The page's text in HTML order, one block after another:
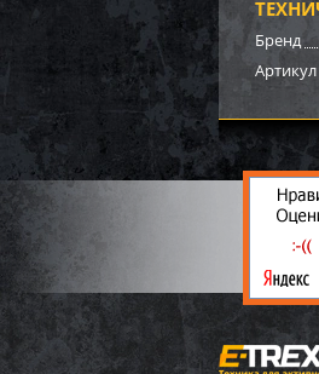
Бренд
Артикул